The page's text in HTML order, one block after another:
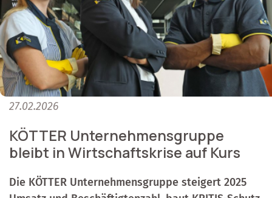
27.02.2026
KÖTTER Unternehmensgruppe
bleibt in Wirtschaftskrise auf Kurs
Die KÖTTER Unternehmensgruppe steigert 2025